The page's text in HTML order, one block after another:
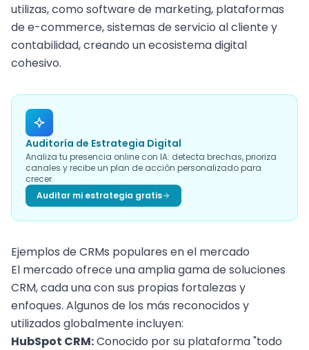
utilizas, como software de marketing, plataformas
de e-commerce, sistemas de servicio al cliente y
contabilidad, creando un ecosistema digital
cohesivo.
Auditoría de Estrategia Digital
Analiza tu presencia online con IA: detecta brechas, prioriza
canales y recibe un plan de acción personalizado para
crecer.
Auditar mi estrategia gratis
Ejemplos de CRMs populares en el mercado
El mercado ofrece una amplia gama de soluciones
CRM, cada una con sus propias fortalezas y
enfoques. Algunos de los más reconocidos y
utilizados globalmente incluyen:
HubSpot CRM:Conocido por su plataforma "todo